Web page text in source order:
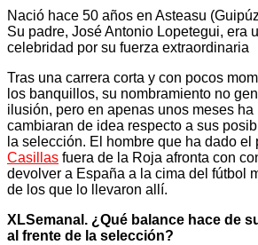
Nació hace 50 años en Asteasu
Su padre, José Antonio Lopetegui, era
celebridad por su fuerza extraordinaria
Tras una carrera corta y con pocos
los banquillos, su nombramiento no
ilusión, pero en apenas unos meses
cambiaran de idea respecto a sus
la selección. El hombre que ha dado el
Casillas fuera de la Roja afronta con
devolver a España a la cima del fútbol
de los que lo llevaron allí.
XLSemanal. ¿Qué balance hace de
al frente de la selección?